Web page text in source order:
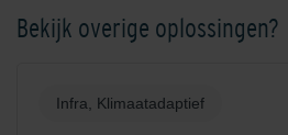
Bekijk overige oplossingen?
Infra, Klimaatadaptief